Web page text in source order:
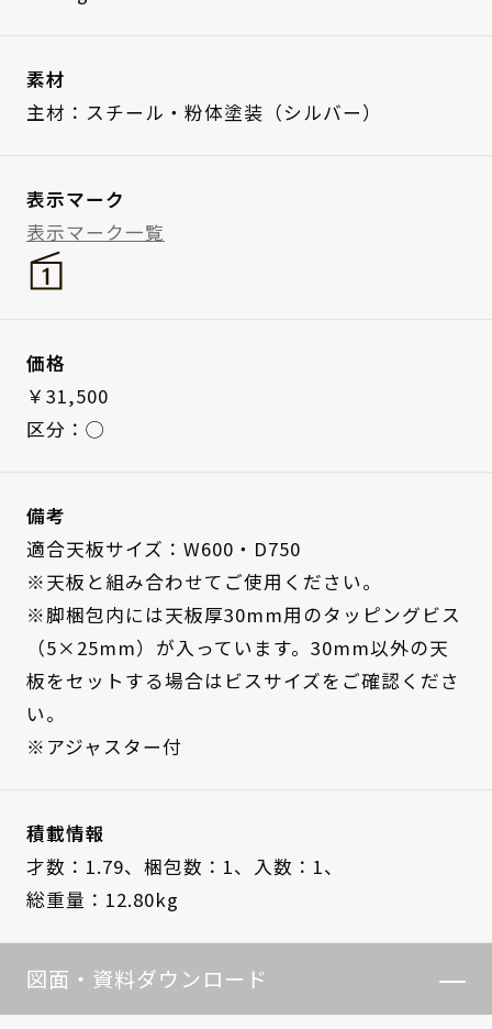
素材
主材：スチール・粉体塗装（シルバー）
表示マーク
表示マーク一覧
価格
￥31,500
区分：◯
備考
適合天板サイズ：W600・D750
※天板と組み合わせてご使用ください。
※脚梱包内には天板厚30mm用のタッピングビス
（5×25mm）が入っています。30mm以外の天
板をセットする場合はビスサイズをご確認くださ
い。
※アジャスター付
積載情報
才数：1.79、 梱包数：1、 入数：1、
総重量：12.80kg
図面・資料ダウンロード